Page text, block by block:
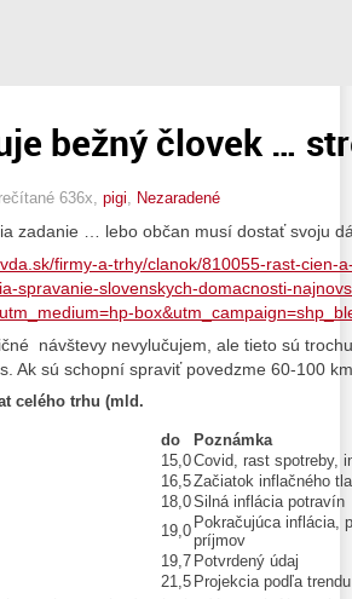
bežný človek …
636x, pigi Nezaradené
zadanie … lebo občan musí dostať svoju
firmy-a-trhy/clanok/810055-rast-cien-
spravanie-slovenskych-domacnosti-
návštevy nevylučujem, ale tieto sú
Ak sú schopní spraviť povedzme 60-100
celého trhu (mld.
do
Poznámka
15,0Covid, rast spotreby,
16,5Začiatok inflačného
18,0Silná inflácia potravín
19,0 Pokračujúca inflácia,
príjmov
19,7 Potvrdený údaj
21,5 Projekcia podľa trendu